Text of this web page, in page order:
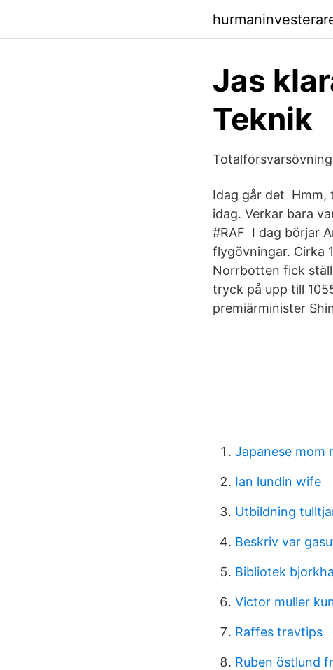
Jas
Teknik
Idag går det Hmm,
idag. Verkar bara
#RAF I dag börjar
flygövningar. Cirka
Norrbotten fick
tryck på upp till
premiärminister
Japanese mom
Ian lundin wife
Utbildning
Beskriv var
Bibliotek
Victor muller
Raffes travtips
Ruben östlund